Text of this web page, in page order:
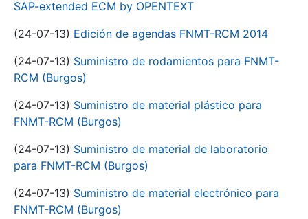
SAP-extended ECM by OPENTEXT
(24-07-13) Edición de agendas FNMT-RCM 2014
(24-07-13) Suministro de rodamientos para FNMT-
RCM (Burgos)
(24-07-13) Suministro de material plástico para
FNMT-RCM (Burgos)
(24-07-13) Suministro de material de laboratorio
para FNMT-RCM (Burgos)
(24-07-13) Suministro de material electrónico para
FNMT-RCM (Burgos)